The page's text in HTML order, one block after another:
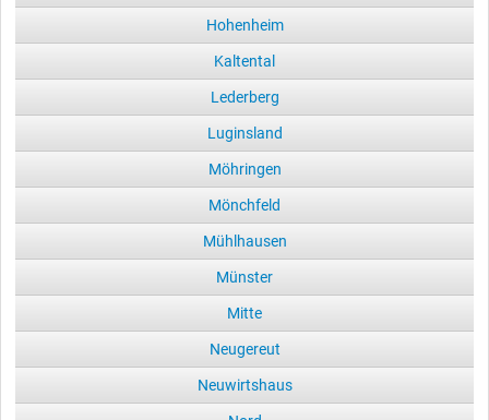
Hohenheim
Kaltental
Lederberg
Luginsland
Möhringen
Mönchfeld
Mühlhausen
Münster
Mitte
Neugereut
Neuwirtshaus